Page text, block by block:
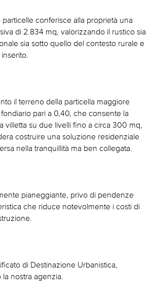
conferisce alla proprietà una
di 2.834 mq, valorizzando il rustico sia
sia sotto quello del contesto rurale e
il terreno della particella maggiore
pari a 0,40, che consente la
villetta su due livelli fino a circa 300 mq,
costruire una soluzione residenziale
nella tranquillità ma ben collegata.
pianeggiante, privo di pendenze
che riduce notevolmente i costi di
di Destinazione Urbanistica,
nostra agenzia.